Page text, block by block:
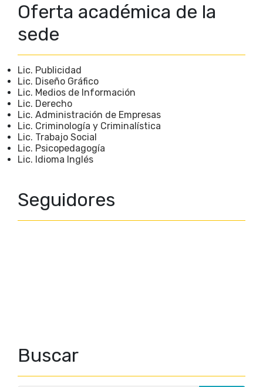
Oferta académica de la
sede
Lic. Publicidad
Lic. Diseño Gráfico
Lic. Medios de Información
Lic. Derecho
Lic. Administración de Empresas
Lic. Criminología y Criminalística
Lic. Trabajo Social
Lic. Psicopedagogía
Lic. Idioma Inglés
Seguidores
Buscar